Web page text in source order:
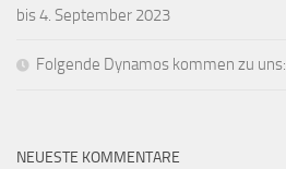
bis 4. September 2023
Folgende Dynamos kommen zu uns:
NEUESTE KOMMENTARE